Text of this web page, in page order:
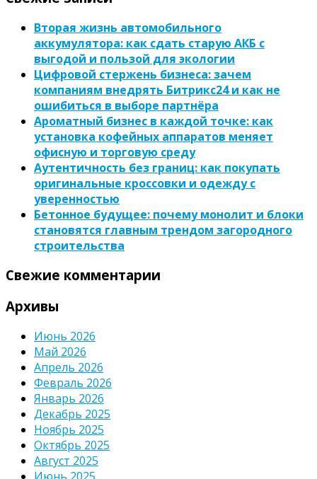
Вторая жизнь автомобильного
аккумулятора: как сдать старую АКБ с
выгодой и пользой для экологии
Цифровой стержень бизнеса: зачем
компаниям внедрять Битрикс24 и как не
ошибиться в выборе партнёра
Ароматный бизнес в каждой точке: как
установка кофейных аппаратов меняет
офисную и торговую среду
Аутентичность без границ: как покупать
оригинальные кроссовки и одежду с
уверенностью
Бетонное будущее: почему монолит и блоки
становятся главным трендом загородного
строительства
Свежие комментарии
Архивы
Июнь 2026
Май 2026
Апрель 2026
Февраль 2026
Январь 2026
Декабрь 2025
Ноябрь 2025
Октябрь 2025
Август 2025